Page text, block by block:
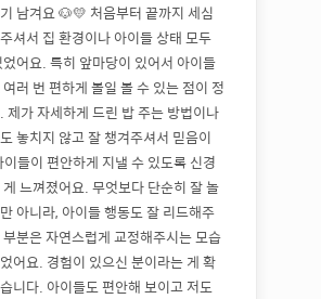
남겨요 🐶💛 처음부터 끝까지 세심
셔서 집 환경이나 아이들 상태 모두
어요. 특히 앞마당이 있어서 아이들
러 번 편하게 볼일 볼 수 있는 점이 정
제가 자세하게 드린 밥 주는 방법이나
놓치지 않고 잘 챙겨주셔서 믿음이
들이 편안하게 지낼 수 있도록 신경
느껴졌어요. 무엇보다 단순히 잘 놀
아니라, 아이들 행동도 잘 리드해주
분은 자연스럽게 교정해주시는 모습
어요. 경험이 있으신 분이라는 게 확
니다. 아이들도 편안해 보이고 저도